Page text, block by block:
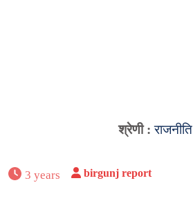
श्रेणी :राजनीति
3 years birgunj report